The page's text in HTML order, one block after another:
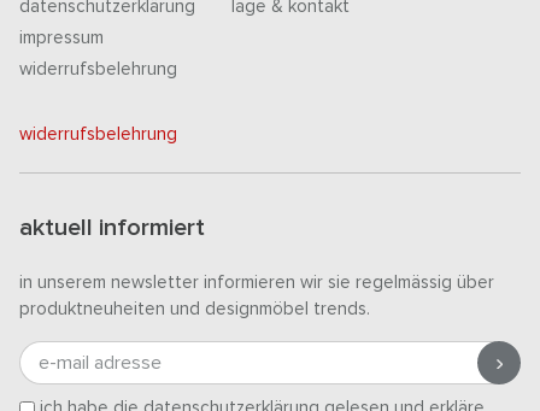
datenschutzerklärung
impressum
widerrufsbelehrung
lage & kontakt
widerrufsbelehrung
aktuell informiert
in unserem newsletter informieren wir sie regelmässig über
produktneuheiten und designmöbel trends.
e-mail adresse